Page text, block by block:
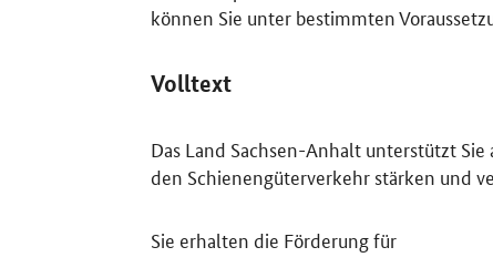
können Sie unter bestimmten
Volltext
Das Land Sachsen-Anhalt unterstützt
den Schienengüterverkehr stärken und
Sie erhalten die Förderung für